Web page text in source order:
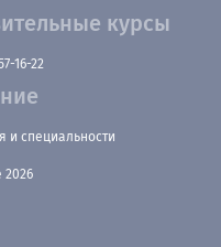
курсы
16-22
и специальности
2026